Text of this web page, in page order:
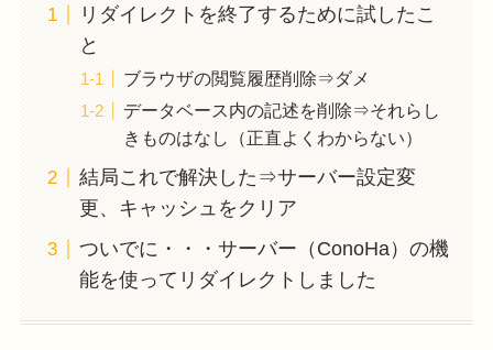
リダイレクトを終了するために試したこ
と
ブラウザの閲覧履歴削除⇒ダメ
データベース内の記述を削除⇒それらし
きものはなし（正直よくわからない）
結局これで解決した⇒サーバー設定変
更、キャッシュをクリア
ついでに・・・サーバー（ConoHa）の機
能を使ってリダイレクトしました